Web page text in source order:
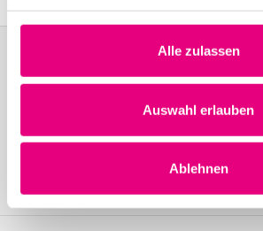
Alle zulassen
Auswahl erlauben
Ablehnen
Become a friend!
Join the Enjoy Jazz and receive exclusive